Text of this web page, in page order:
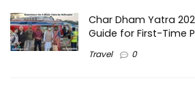
Char Dham Yatra
Guide for First-Time
Travel 0